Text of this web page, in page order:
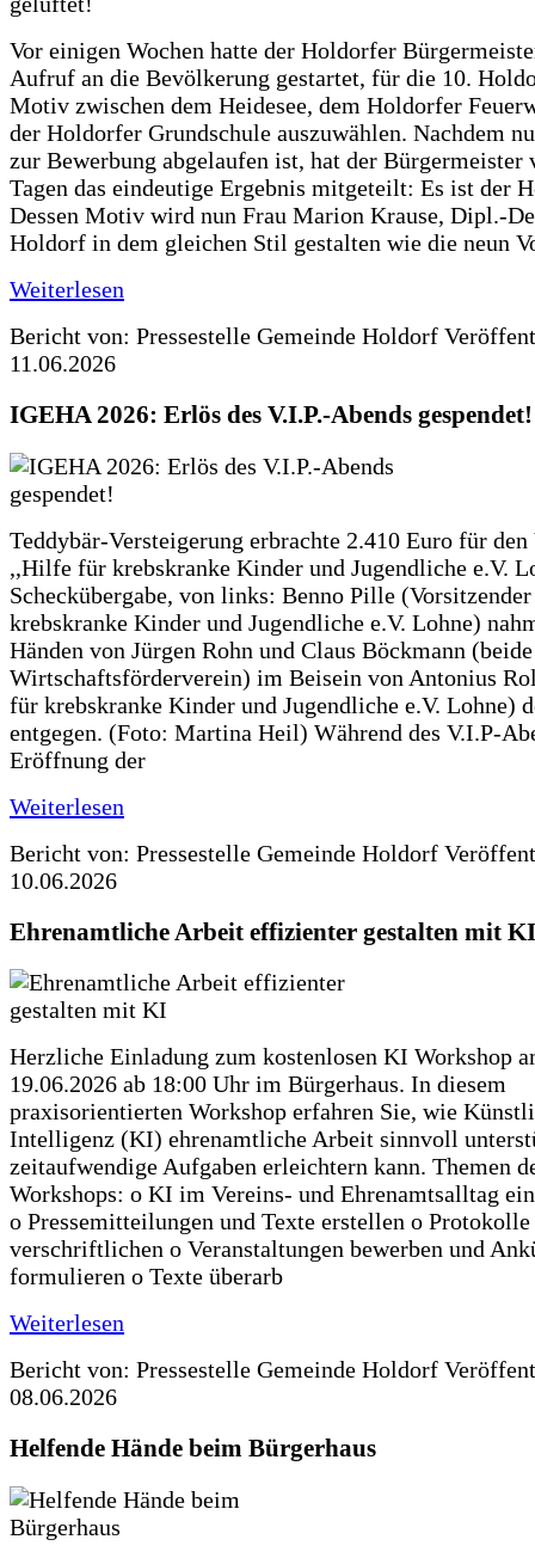
Vor einigen Wochen hatte der Holdorfer
Aufruf an die Bevölkerung gestartet, für die 10.
Motiv zwischen dem Heidesee, dem Holdorfer
der Holdorfer Grundschule auszuwählen. Nachdem
zur Bewerbung abgelaufen ist, hat der Bürgermeister
Tagen das eindeutige Ergebnis mitgeteilt: Es ist der
Dessen Motiv wird nun Frau Marion Krause, Dipl.-
Holdorf in dem gleichen Stil gestalten wie die neun
Weiterlesen
Bericht von: Pressestelle Gemeinde Holdorf
11.06.2026
IGEHA 2026: Erlös des V.I.P.-Abends gespendet!
Teddybär-Versteigerung erbrachte 2.410 Euro für den
,,Hilfe für krebskranke Kinder und Jugendliche e.V.
Scheckübergabe, von links: Benno Pille
krebskranke Kinder und Jugendliche e.V. Lohne)
Händen von Jürgen Rohn und Claus Böckmann
Wirtschaftsförderverein) im Beisein von Antonius
für krebskranke Kinder und Jugendliche e.V. Lohne)
entgegen. (Foto: Martina Heil) Während des V.I.P-
Eröffnung der
Weiterlesen
Bericht von: Pressestelle Gemeinde Holdorf
10.06.2026
Ehrenamtliche Arbeit effizienter gestalten mit KI
Herzliche Einladung zum kostenlosen KI Workshop
19.06.2026 ab 18:00 Uhr im Bürgerhaus. In diesem
praxisorientierten Workshop erfahren Sie, wie
Intelligenz (KI) ehrenamtliche Arbeit sinnvoll
zeitaufwendige Aufgaben erleichtern kann. Themen
Workshops: o KI im Vereins- und Ehrenamtsalltag
o Pressemitteilungen und Texte erstellen o
verschriftlichen o Veranstaltungen bewerben und
formulieren o Texte überarb
Weiterlesen
Bericht von: Pressestelle Gemeinde Holdorf
08.06.2026
Helfende Hände beim Bürgerhaus